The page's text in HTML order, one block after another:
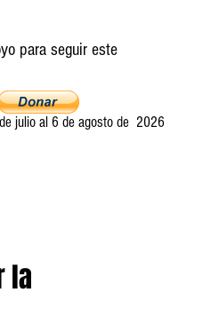
para seguir este
julio al 6 de agosto de 2026
la